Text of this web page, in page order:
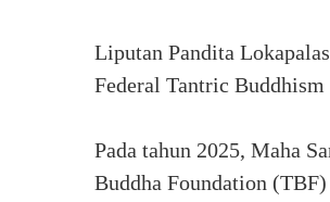
Liputan Pandita
Federal Tantric
Pada tahun 2025, Maha
Buddha Foundation